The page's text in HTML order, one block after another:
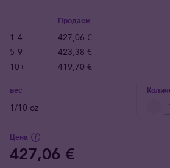
Продаём
1-4 427,06 €
5-9
423,38 €
10+
419,70 €
вес
1/10 oz
Цена
427,06 €